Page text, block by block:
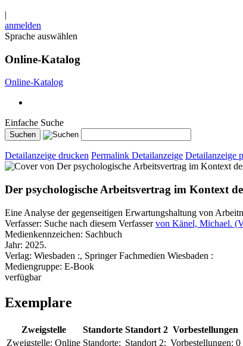
|
anmelden
Sprache auswählen
Online-Katalog
Online-Katalog
Einfache Suche
Detailanzeige drucken Permalink Detailanzeige Detailanzeige
Der psychologische Arbeitsvertrag im Kontext
Eine Analyse der gegenseitigen Erwartungshaltung von
Verfasser: Suche nach diesem Verfasser von Känel, Michael.
Medienkennzeichen: Sachbuch
Jahr: 2025.
Verlag: Wiesbaden :, Springer Fachmedien Wiesbaden :
Mediengruppe: E-Book
verfügbar
Exemplare
Zweigstelle Standorte Standort 2 Vorbestellungen
Zweigstelle: Online Standorte: Standort 2: Vorbestellungen: 0